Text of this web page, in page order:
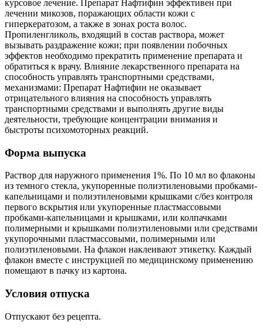
курсовое лечение. Препарат Нафтифин эффективен при
лечении микозов, поражающих области кожи с
гиперкератозом, а также в зонах роста волос.
Пропиленгликоль, входящий в состав раствора, может
вызывать раздражение кожи; при появлении побочных
эффектов необходимо прекратить применение препарата и
обратиться к врачу. Влияние лекарственного препарата на
способность управлять транспортными средствами,
механизмами: Препарат Нафтифин не оказывает
отрицательного влияния на способность управлять
транспортными средствами и выполнять другие виды
деятельности, требующие концентрации внимания и
быстроты психомоторных реакций.
Форма выпуска
Раствор для наружного применения 1%. По 10 мл во флаконы
из темного стекла, укупоренные полиэтиленовыми пробками-
капельницами и полиэтиленовыми крышками с/без контроля
первого вскрытия или укупоренные пластмассовыми
пробками-капельницами и крышками, или колпачками
полимерными и крышками полиэтиленовыми или средствами
укупорочными пластмассовыми, полимерными или
полиэтиленовыми. На флакон наклеивают этикетку. Каждый
флакон вместе с инструкцией пo медицинскому применению
помещают в пачку из картона.
Условия отпуска
Отпускают без рецепта.